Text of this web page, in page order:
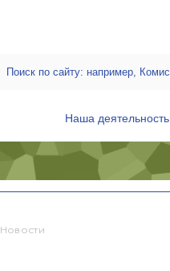
Наша деятельность
Новости